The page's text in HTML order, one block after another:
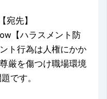
宛先】
【ハラスメント防
ト行為は人権にかか
厳を傷つけ職場環境
です。